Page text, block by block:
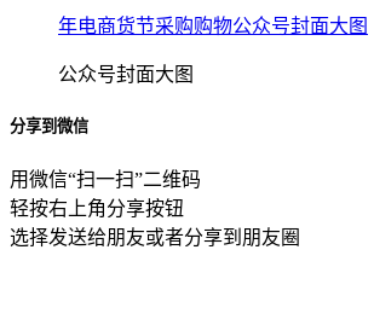
年电商货节采购购物公众号封面大图
公众号封面大图
分享到微信
用微信“扫一扫”二维码
轻按右上角分享按钮
选择发送给朋友或者分享到朋友圈